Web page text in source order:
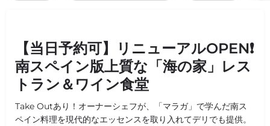
【当日予約可】リニューアルOPEN❗
南スペイン版上質な「海の家」レス
トラン＆ワイン食堂
Take Outあり！オーナーシェフが、「マラガ」で学んだ南ス
ペイン料理を現代的なエッセンスを取り入れてデリでも提供。